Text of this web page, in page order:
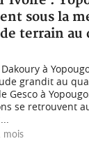
sous la
terrain au
à
grandit au
Gesco à
se retrouvent
mois